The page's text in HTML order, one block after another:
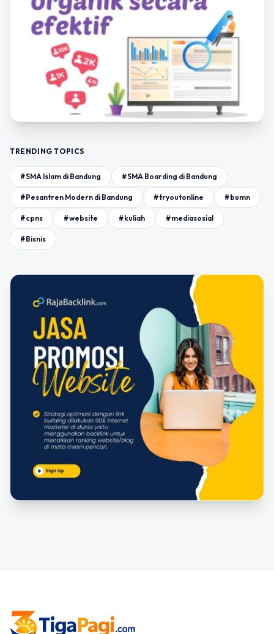
TRENDING TOPICS
#SMA Islam di Bandung #SMA Boarding di Bandung
#Pesantren Modern di Bandung #tryoutonline #bumn
#cpns #website #kuliah #mediasosial
#Bisnis